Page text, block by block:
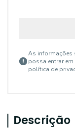
As informações
possa entrar
política de
Descrição